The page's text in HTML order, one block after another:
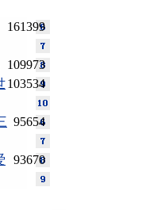
161399
109973
103534
95654
93670